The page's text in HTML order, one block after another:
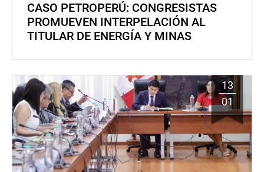
CASO PETROPERÚ: CONGRESISTAS
PROMUEVEN INTERPELACIÓN AL
TITULAR DE ENERGÍA Y MINAS
13
01